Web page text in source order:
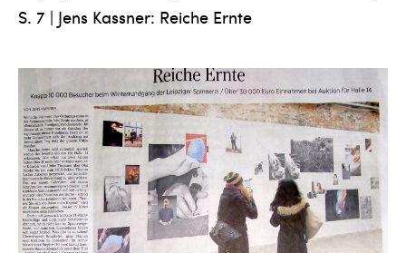
S. 7 | Jens Kassner: Reiche Ernte